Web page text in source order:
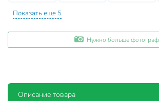
Показать еще 5
Нужно больше
Описание товара